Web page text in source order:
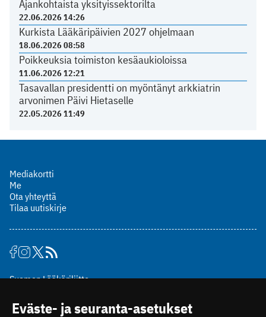
Ajankohtaista yksityissektorilta
22.06.2026 14:26
Kurkista Lääkäripäivien 2027 ohjelmaan
18.06.2026 08:58
Poikkeuksia toimiston kesäaukioloissa
11.06.2026 12:21
Tasavallan presidentti on myöntänyt arkkiatrin
arvonimen Päivi Hietaselle
22.05.2026 11:49
Mediakortti
Me
Ota yhteyttä
Tilaa uutiskirje
Suomen Lääkäriliitto
00510 Helsinki
Eväste- ja seuranta-asetukset